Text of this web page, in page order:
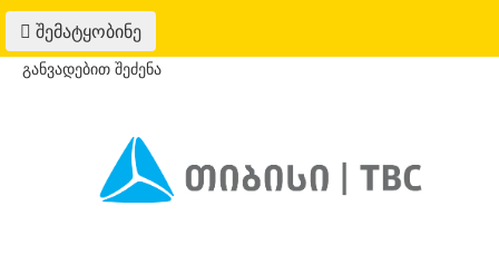
შემატყობინე
განვადებით შეძენა